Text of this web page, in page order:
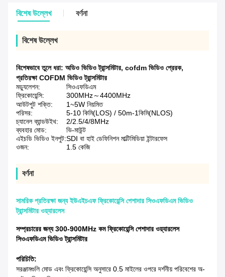
বিশেষ উল্লেখ বর্ণনা
বিশেষ উল্লেখ
বিশেষভাবে তুলে ধরা: অডিও ভিডিও ট্রান্সমিটার, cofdm ভিডিও প্রেরক,
প্রতিরক্ষা COFDM ভিডিও ট্রান্সমিটার
মড্যুলেশন:
সিওএফডিএম
ফ্রিকোয়েন্সি:
300MHz～4400MHz
আউটপুট শক্তি:
1~5W নিয়মিত
পরিসর:
5-10 কিমি(LOS) / 50m-1কিমি(NLOS)
চ্যানেল ব্যান্ডউইথ:
2/2.5/4/8MHz
ব্যবহার মোড:
ভি-মাউন্ট
এইচডি ভিডিও ইনপুট:SDI বা হাই ডেফিনিশন মাল্টিমিডিয়া ইন্টারফেস
ওজন:
1.5 কেজি
বর্ণনা
সামরিক প্রতিরক্ষা জন্য ইউএইচএফ ফ্রিকোয়েন্সি পেশাদার সিওএফডিএম ভিডিও
ট্রান্সমিটার ওয়্যারলেস
সম্প্রচারের জন্য 300-900MHz কম ফ্রিকোয়েন্সি পেশাদার ওয়্যারলেস
সিওএফডিএম ভিডিও ট্রান্সমিটার
পরিচিতি:
সরঞ্জামগুলি মোড এবং ফ্রিকোয়েন্সি অনুসারে 0.5 মাইলের ওপরে দর্শনীয় পরিবেশের অ-